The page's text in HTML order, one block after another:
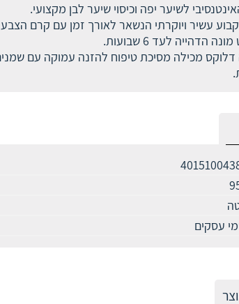
לשיער יפה וכיסוי שיער לבן מקצועי.
לעד 6 שבועות.